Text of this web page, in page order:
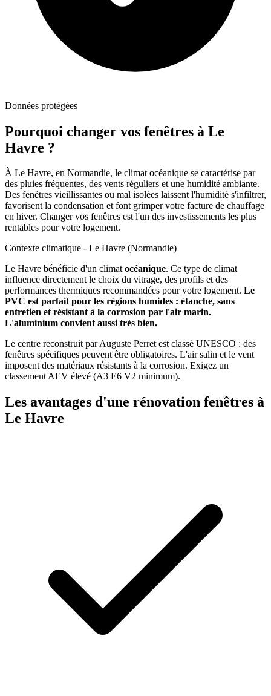
Données protégées
Pourquoi changer vos fenêtres à Le
Havre ?
À Le Havre, en Normandie, le climat océanique se caractérise par
des pluies fréquentes, des vents réguliers et une humidité ambiante.
Des fenêtres vieillissantes ou mal isolées laissent l'humidité s'infiltrer,
favorisent la condensation et font grimper votre facture de chauffage
en hiver. Changer vos fenêtres est l'un des investissements les plus
rentables pour votre logement.
Contexte climatique - Le Havre (Normandie)
Le Havre bénéficie d'un climat océanique. Ce type de climat
influence directement le choix du vitrage, des profils et des
performances thermiques recommandées pour votre logement. Le
PVC est parfait pour les régions humides : étanche, sans
entretien et résistant à la corrosion par l'air marin.
L'aluminium convient aussi très bien.
Le centre reconstruit par Auguste Perret est classé UNESCO : des
fenêtres spécifiques peuvent être obligatoires. L'air salin et le vent
imposent des matériaux résistants à la corrosion. Exigez un
classement AEV élevé (A3 E6 V2 minimum).
Les avantages d'une rénovation fenêtres à
Le Havre